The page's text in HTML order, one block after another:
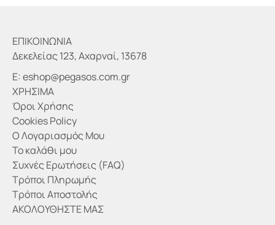
ΕΠΙΚΟΙΝΩΝΙΑ
Δεκελείας 123, Αχαρναί, 13678
E: eshop@pegasos.com.gr
ΧΡΗΣΙΜΑ
Όροι Χρήσης
Cookies Policy
Ο Λογαριασμός Μου
Το καλάθι μου
Συχνές Ερωτήσεις (FAQ)
Τρόποι Πληρωμής
Τρόποι Αποστολής
ΑΚΟΛΟΥΘΗΣΤΕ ΜΑΣ